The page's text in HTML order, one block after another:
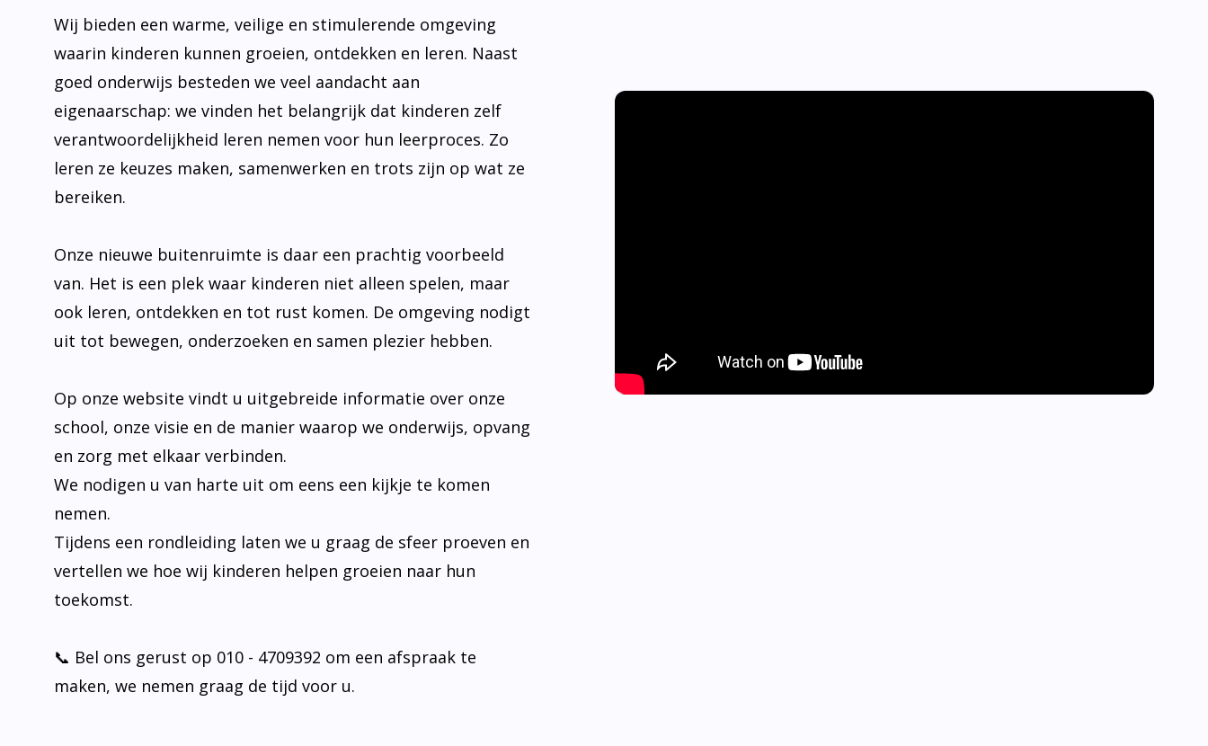
Wij bieden een warme, veilige en stimulerende omgeving
waarin kinderen kunnen groeien, ontdekken en leren. Naast
goed onderwijs besteden we veel aandacht aan
eigenaarschap: we vinden het belangrijk dat kinderen zelf
verantwoordelijkheid leren nemen voor hun leerproces. Zo
leren ze keuzes maken, samenwerken en trots zijn op wat ze
bereiken.
Onze nieuwe buitenruimte is daar een prachtig voorbeeld
van. Het is een plek waar kinderen niet alleen spelen, maar
ook leren, ontdekken en tot rust komen. De omgeving nodigt
uit tot bewegen, onderzoeken en samen plezier hebben.
Op onze website vindt u uitgebreide informatie over onze
school, onze visie en de manier waarop we onderwijs, opvang
en zorg met elkaar verbinden.
We nodigen u van harte uit om eens een kijkje te komen
nemen.
Tijdens een rondleiding laten we u graag de sfeer proeven en
vertellen we hoe wij kinderen helpen groeien naar hun
toekomst.
📞 Bel ons gerust op 010 - 4709392 om een afspraak te
maken, we nemen graag de tijd voor u.